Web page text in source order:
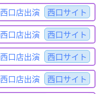
西口店出演 西口サイト
西口店出演 西口サイト
西口店出演 西口サイト
西口店出演 西口サイト